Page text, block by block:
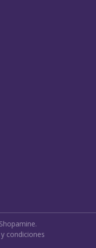
condiciones